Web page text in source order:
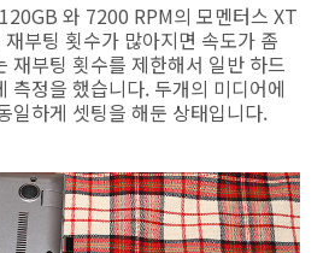
와 7200 RPM의 모멘터스 XT
부팅 횟수가 많아지면 속도가 좀
재부팅 횟수를 제한해서 일반 하드
측정을 했습니다. 두개의 미디어에
일하게 셋팅을 해둔 상태입니다.